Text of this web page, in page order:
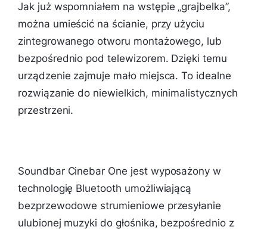
Jak już wspomniałem na wstępie „grajbelka”,
można umieścić na ścianie, przy użyciu
zintegrowanego otworu montażowego, lub
bezpośrednio pod telewizorem. Dzięki temu
urządzenie zajmuje mało miejsca. To idealne
rozwiązanie do niewielkich, minimalistycznych
przestrzeni.
Soundbar Cinebar One jest wyposażony w
technologię Bluetooth umożliwiającą
bezprzewodowe strumieniowe przesyłanie
ulubionej muzyki do głośnika, bezpośrednio z